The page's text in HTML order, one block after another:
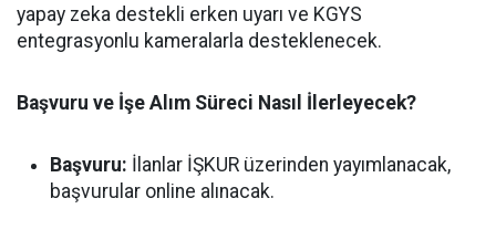
yapay zeka destekli erken uyarı ve KGYS
entegrasyonlu kameralarla desteklenecek.
Başvuru ve İşe Alım Süreci Nasıl İlerleyecek?
Başvuru: İlanlar İŞKUR üzerinden yayımlanacak,
başvurular online alınacak.